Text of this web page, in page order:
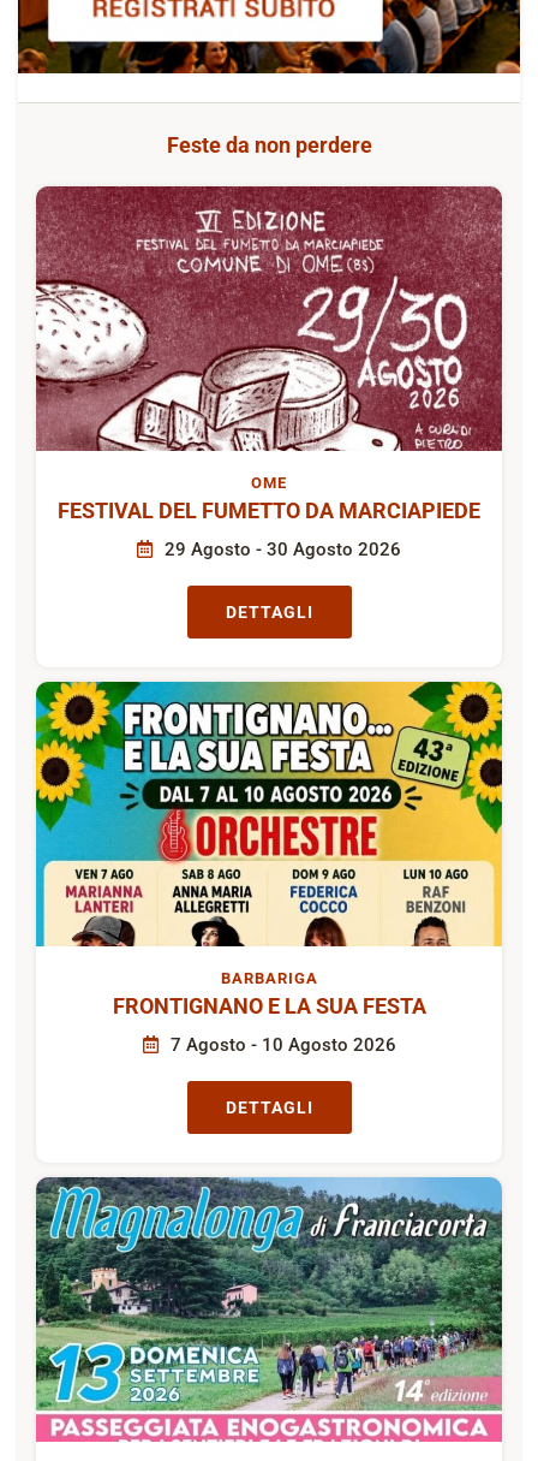
Feste da non perdere
OME
FESTIVAL DEL FUMETTO DA MARCIAPIEDE
29 Agosto - 30 Agosto 2026
DETTAGLI
BARBARIGA
FRONTIGNANO E LA SUA FESTA
7 Agosto - 10 Agosto 2026
DETTAGLI